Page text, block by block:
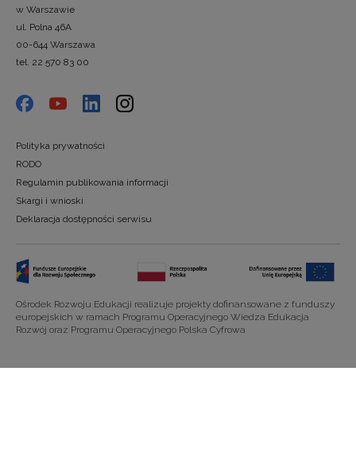
w Warszawie
ul. Polna 46A
00-644 Warszawa
tel. 22 570 83 00
Polityka prywatności
RODO
Regulamin publikowania informacji
Skargi i wnioski
Deklaracja dostępności serwisu
Ośrodek Rozwoju Edukacji realizuje projekty dofinansowane z funduszy
europejskich w ramach Programu Operacyjnego Wiedza Edukacja
Rozwój oraz Programu Operacyjnego Polska Cyfrowa